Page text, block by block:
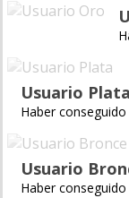
Usuario Plata
Haber
Usuario
Haber